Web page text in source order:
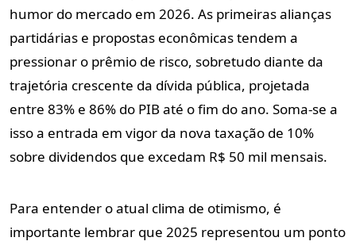
humor do mercado em 2026. As primeiras alianças
partidárias e propostas econômicas tendem a
pressionar o prêmio de risco, sobretudo diante da
trajetória crescente da dívida pública, projetada
entre 83% e 86% do PIB até o fim do ano. Soma-se a
isso a entrada em vigor da nova taxação de 10%
sobre dividendos que excedam R$ 50 mil mensais.
Para entender o atual clima de otimismo, é
importante lembrar que 2025 representou um ponto